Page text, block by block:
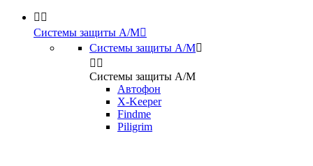
 
Системы защиты А/М
Системы защиты А/М
 
Системы защиты А/М
Автофон
X-Keeper
Findme
Piligrim